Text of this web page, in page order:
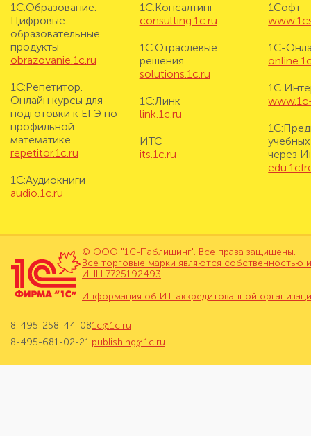
1С:Образование.
Цифровые
образовательные
продукты
obrazovanie.1c.ru
1С:Репетитор.
Онлайн курсы для
подготовки к ЕГЭ по
профильной
математике
repetitor.1c.ru
1С:Аудиокниги
audio.1c.ru
1С:Консалтинг
consulting.1c.ru
1С:Отраслевые
решения
solutions.1c.ru
1С:Линк
link.1c.ru
ИТС
its.1c.ru
1Софт
1С-
1С
через
© ООО "1С-Паблишинг". Все права защищены.
Все торговые марки являются собственностью
ИНН 7725192493
Информация об ИТ-аккредитованной
8-495-258-44-08
8-495-681-02-21
1c@1c.ru
publishing@1c.ru